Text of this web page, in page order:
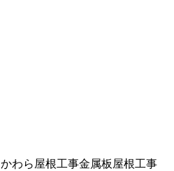
かわら屋根工事金属板屋根工事